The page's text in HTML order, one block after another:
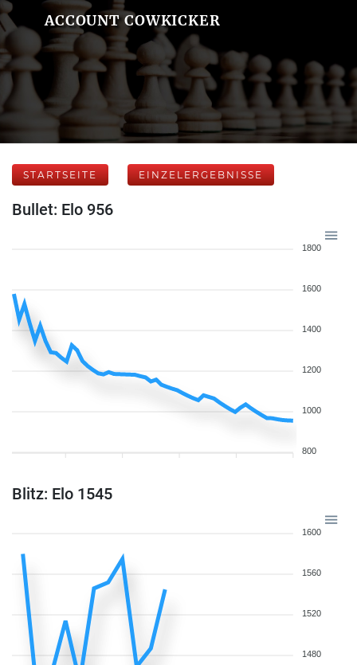
ACCOUNT COWKICKER
STARTSEITE EINZELERGEBNISSE
Bullet: Elo 956
1800
1600
1400
1200
1000
800
Blitz: Elo 1545
1600
1560
1520
1480